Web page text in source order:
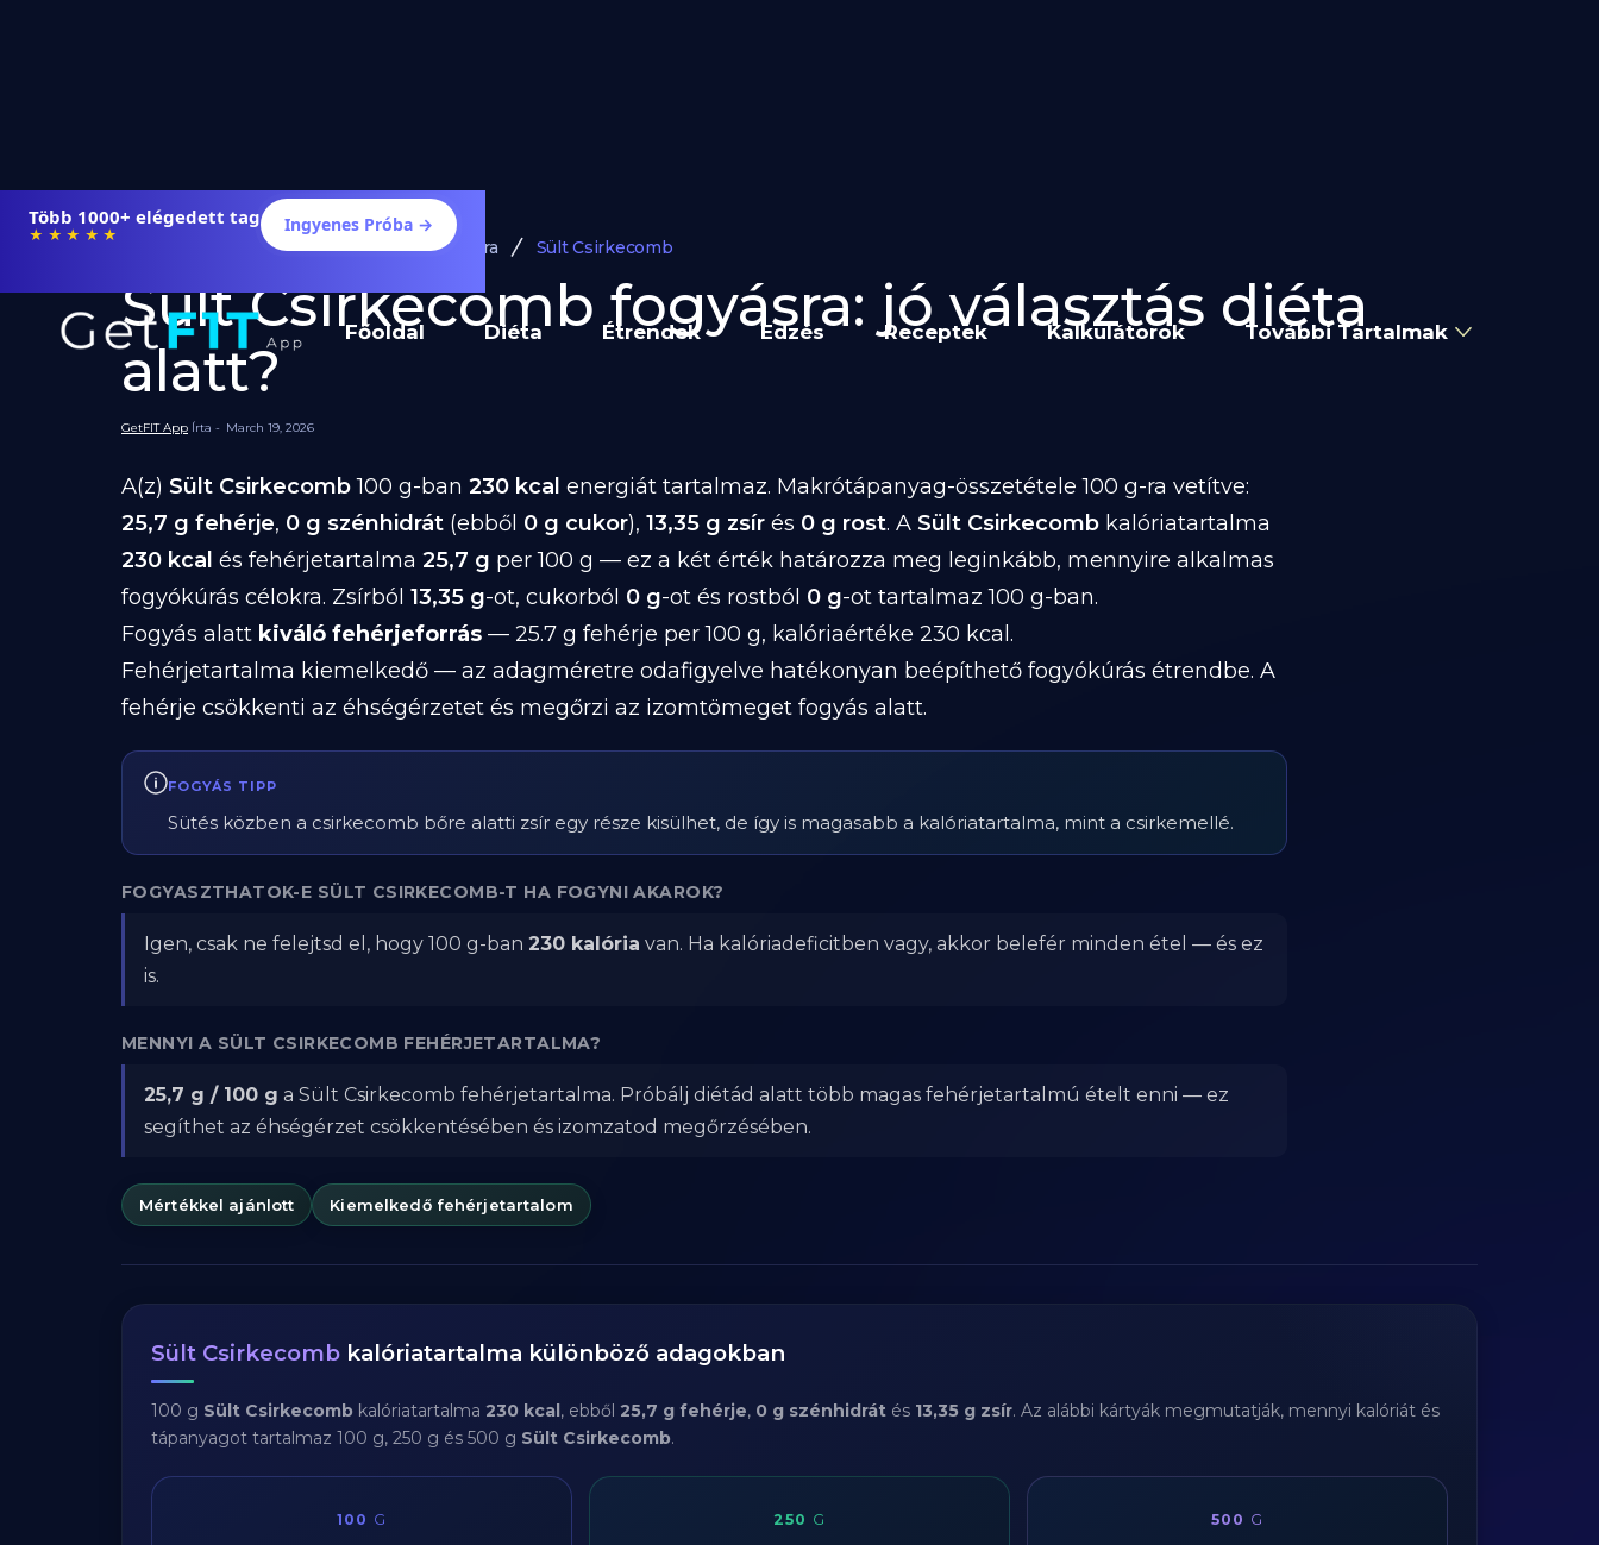
Több 1000+ elégedett tag
★★★★★ Ingyenes Próba →
Főoldal Diéta Étrendek Edzés Receptek Kalkulátorok További Tartalmak
Diéta és Étrend Ételek Fogyásra Sült Csirkecomb
Sült Csirkecomb fogyásra: jó választás diéta
alatt?
GetFIT App Írta - March 19, 2026
A(z) Sült Csirkecomb100 g-ban 230 kcal energiát tartalmaz. Makrótápanyag-összetétele 100 g-ra vetítve:
25,7 g fehérje, 0 g szénhidrát (ebből 0 g cukor), 13,35 g zsír és 0 g rost. A Sült Csirkecomb kalóriatartalma
230 kcal és fehérjetartalma 25,7 g per 100 g — ez a két érték határozza meg leginkább, mennyire alkalmas
fogyókúrás célokra. Zsírból 13,35 g-ot, cukorból 0 g-ot és rostból 0 g-ot tartalmaz 100 g-ban.
Fogyás alatt kiváló fehérjeforrás — 25.7 g fehérje per 100 g, kalóriaértéke 230 kcal.
Fehérjetartalma kiemelkedő — az adagméretre odafigyelve hatékonyan beépíthető fogyókúrás étrendbe. A
fehérje csökkenti az éhségérzetet és megőrzi az izomtömeget fogyás alatt.
FOGYÁS TIPP
Sütés közben a csirkecomb bőre alatti zsír egy része kisülhet, de így is magasabb a kalóriatartalma, mint a csirkemellé.
FOGYASZTHATOK-E SÜLT CSIRKECOMB-T HA FOGYNI AKAROK?
Igen, csak ne felejtsd el, hogy 100 g-ban 230 kalória van. Ha kalóriadeficitben vagy, akkor belefér minden étel — és ez
is.
MENNYI A SÜLT CSIRKECOMB FEHÉRJETARTALMA?
25,7 g / 100 g a Sült Csirkecomb fehérjetartalma. Próbálj diétád alatt több magas fehérjetartalmú ételt enni — ez
segíthet az éhségérzet csökkentésében és izomzatod megőrzésében.
Mértékkel ajánlott Kiemelkedő fehérjetartalom
Sült Csirkecomb kalóriatartalma különböző adagokban
100 g Sült Csirkecomb kalóriatartalma 230 kcal, ebből 25,7 g fehérje, 0 g szénhidrát és 13,35 g zsír. Az alábbi kártyák megmutatják, mennyi kalóriát és
tápanyagot tartalmaz 100 g, 250 g és 500 g Sült Csirkecomb.
100 G 250 G 500 G